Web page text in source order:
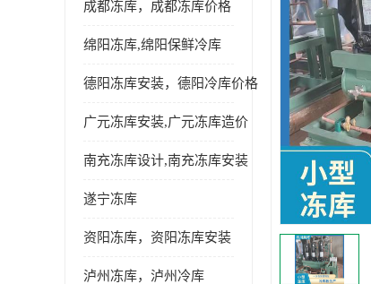
成都冻库，成都冻库价格
绵阳冻库,绵阳保鲜冷库
德阳冻库安装，德阳冷库价格
广元冻库安装,广元冻库造价
南充冻库设计,南充冻库安装
遂宁冻库
资阳冻库，资阳冻库安装
泸州冻库，泸州冷库